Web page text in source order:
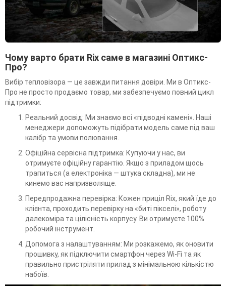
Чому варто брати Rix саме в магазині Оптикс-
Про?
Вибір тепловізора — це завжди питання довіри. Ми в Оптикс-
Про не просто продаємо товар, ми забезпечуємо повний цикл
підтримки:
Реальний досвід: Ми знаємо всі «підводні камені». Наші
менеджери допоможуть підібрати модель саме під ваш
калібр та умови полювання.
Офіційна сервісна підтримка: Купуючи у нас, ви
отримуєте офіційну гарантію. Якщо з приладом щось
трапиться (а електроніка — штука складна), ми не
кинемо вас напризволяще.
Передпродажна перевірка: Кожен приціл Rix, який їде до
клієнта, проходить перевірку на «биті пікселі», роботу
далекоміра та цілісність корпусу. Ви отримуєте 100%
робочий інструмент.
Допомога з налаштуванням: Ми розкажемо, як оновити
прошивку, як підключити смартфон через Wi-Fi та як
правильно пристріляти прилад з мінімальною кількістю
набоїв.